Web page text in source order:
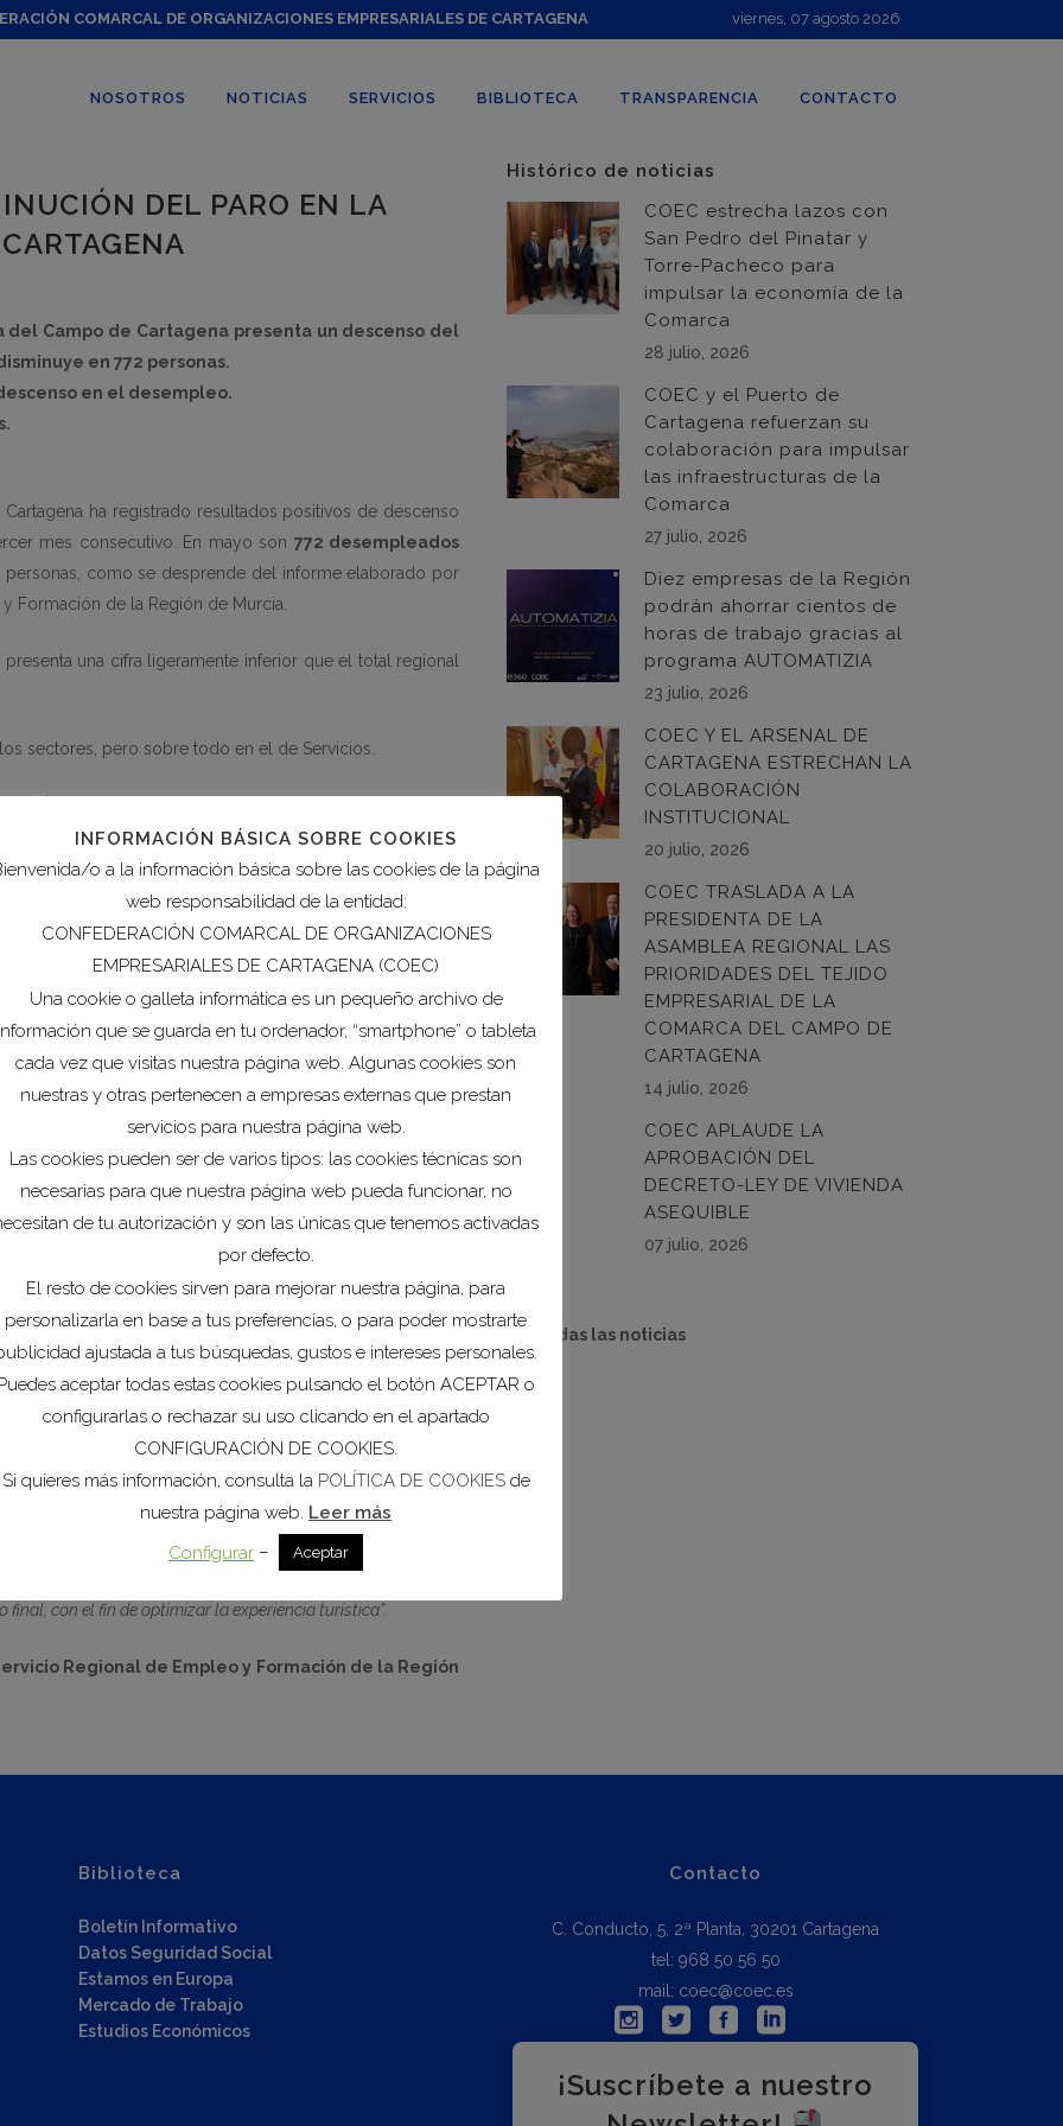
COMARCAL DE ORGANIZACIONES EMPRESARIALES DE CARTAGENA viernes, 07 agosto 2026
NOSOTROS NOTICIAS SERVICIOS BIBLIOTECA TRANSPARENCIA CONTACTO
DEL PARO EN LA
del Campo de Cartagena presenta un descenso del
en 772 personas.
en el desempleo.
ha registrado resultados positivos de descenso
mes consecutivo. En mayo son 772 desempleados
personas, como se desprende del informe elaborado por
Formación de la Región de Murcia.
una cifra ligeramente inferior que el total regional
sectores, pero sobre todo en el de Servicios.
Ángela de la Cruz, “
al inicio de la campaña de verano en el sector turístico y el
invernadero en el sector agroalimentario. Ello ha dado lugar
contratos , continuando con la línea ascendente
sectores, el incremento en la contratación lo continúa
responsable del 77% de la reducción total del paro
de contratos firmados en mayo de 2023, conun total
el sector Servicios por la llegada de la temporada alta
en la Comarca del Campo de Cartagena es similar, en
de los datos de desempleo, al resto de la región, con
del paro de los tres últimos meses.
en mayo de 2023, en términos interanuales, destacan que
mes del año anterior, con un incremento del empleo en
un incremento de la contratación indefinida superior a la
de continuar trabajando en la promoción del sector turístico y
resulta imperativo promover y facilitar el traslado de los
con el fin de optimizar la experiencia turística”.
Regional de Empleo y Formación de la Región
Histórico de noticias
COEC estrecha lazos con
San Pedro del Pinatar y
Torre-Pacheco para
impulsar la economía de la
Comarca
28 julio, 2026
COEC y el Puerto de
Cartagena refuerzan su
colaboración para impulsar
las infraestructuras de la
Comarca
27 julio, 2026
Diez empresas de la Región
podrán ahorrar cientos de
horas de trabajo gracias al
programa AUTOMATIZIA
23 julio, 2026
COEC Y EL ARSENAL DE
CARTAGENA ESTRECHAN LA
COLABORACIÓN
INSTITUCIONAL
20 julio, 2026
COEC TRASLADA A LA
PRESIDENTA DE LA
ASAMBLEA REGIONAL LAS
PRIORIDADES DEL TEJIDO
EMPRESARIAL DE LA
COMARCA DEL CAMPO DE
CARTAGENA
14 julio, 2026
COEC APLAUDE LA
APROBACIÓN DEL
DECRETO-LEY DE VIVIENDA
ASEQUIBLE
07 julio, 2026
Ver todas las noticias
Biblioteca
Boletín Informativo
Datos Seguridad Social
Estamos en Europa
Mercado de Trabajo
Estudios Económicos
Contacto
C. Conducto, 5, 2ª Planta, 30201 Cartagena
tel: 968 50 56 50
mail: coec@coec.es
¡Suscríbete a nuestro
INFORMACIÓN BÁSICA SOBRE COOKIES
o a la información básica sobre las cookies de la página
web responsabilidad de la entidad:
CONFEDERACIÓN COMARCAL DE ORGANIZACIONES
EMPRESARIALES DE CARTAGENA (COEC)
Una cookie o galleta informática es un pequeño archivo de
que se guarda en tu ordenador, “smartphone” o tableta
cada vez que visitas nuestra página web. Algunas cookies son
nuestras y otras pertenecen a empresas externas que prestan
servicios para nuestra página web.
Las cookies pueden ser de varios tipos: las cookies técnicas son
necesarias para que nuestra página web pueda funcionar, no
de tu autorización y son las únicas que tenemos activadas
por defecto.
El resto de cookies sirven para mejorar nuestra página, para
personalizarla en base a tus preferencias, o para poder mostrarte
ajustada a tus búsquedas, gustos e intereses personales.
aceptar todas estas cookies pulsando el botón ACEPTAR o
configurarlas o rechazar su uso clicando en el apartado
CONFIGURACIÓN DE COOKIES.
Si quieres más información, consulta la POLÍTICA DE COOKIESde
nuestra página web. Leer más
Configurar – Aceptar